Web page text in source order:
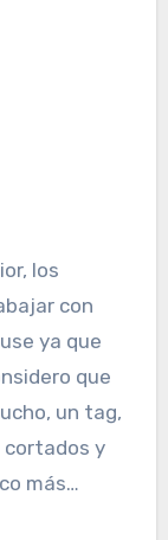
los
con
ya que
que
un tag,
cortados y
más…